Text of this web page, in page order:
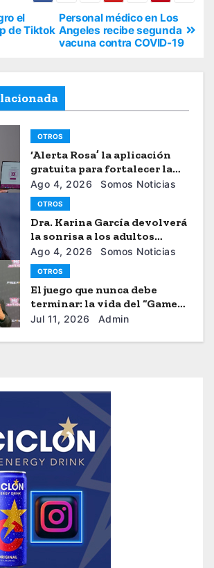
Personal médico en Los
Angeles recibe segunda
vacuna contra COVID-19
el
de Tiktok
OTROS
‘Alerta Rosa’ la aplicación
gratuita para fortalecer la
seguiridad de las mujeres
Ago 4, 2026 Somos Noticias
OTROS
Dra. Karina García devolverá
la sonrisa a los adultos
mayores
Ago 4, 2026 Somos Noticias
OTROS
El juego que nunca debe
terminar: la vida del “Gamer”
Brayhan Crazzy
Jul 11, 2026 Admin